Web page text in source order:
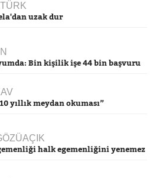
uzak dur
Bin kişilik işe 44 bin başvuru
yıllık meydan okuması”
halk egemenliğini yenemez